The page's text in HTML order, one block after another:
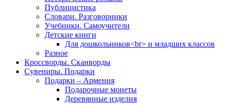
Публицистика
Словари. Разговорники
Учебники. Самоучители
Детские книги
Для дошкольников<br> и младших классов
Разное
Кроссворды. Сканворды
Сувениры. Подарки
Подарки – Армения
Подарочные монеты
Деревянные изделия